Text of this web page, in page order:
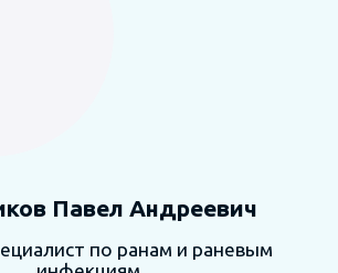
Павел Андреевич
по ранам и раневым